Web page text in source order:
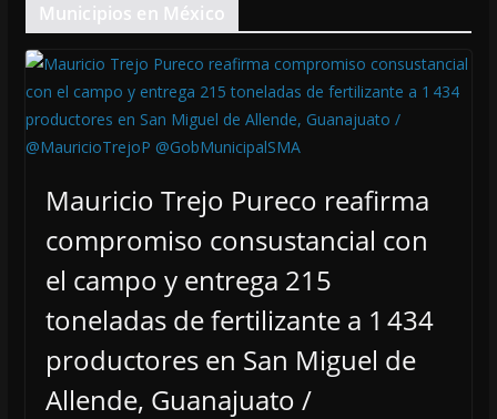
Municipios en México
Mauricio Trejo Pureco reafirma
compromiso consustancial con
el campo y entrega 215
toneladas de fertilizante a 1 434
productores en San Miguel de
Allende, Guanajuato /